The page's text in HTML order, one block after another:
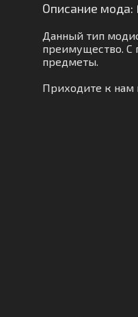
Описание мода:
Данный тип
преимущество. С
предметы.
Приходите к нам